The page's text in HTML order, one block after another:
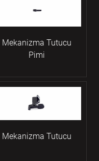
Mekanizma Tutucu
Pimi
Mekanizma Tutucu